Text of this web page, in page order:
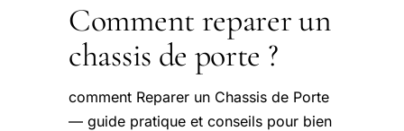
Comment reparer un
chassis de porte ?
comment Reparer un Chassis de Porte
— guide pratique et conseils pour bien